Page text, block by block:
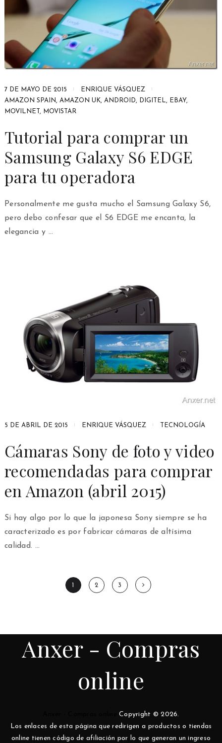
7 DE MAYO DE 2015
ENRIQUE VÁSQUEZ
AMAZON SPAIN
AMAZON UK ANDROID DIGITEL EBAY,
MOVILNET
MOVISTAR
Tutorial para comprar un
Samsung Galaxy S6 EDGE
para tu operadora
Personalmente me gusta mucho el Samsung Galaxy S6,
pero debo confesar que el S6 EDGE me encanta, la
elegancia y …
5 DE ABRIL DE 2015 ENRIQUE VÁSQUEZ TECNOLOGÍA
Cámaras Sony de foto y video
recomendadas para comprar
en Amazon (abril 2015)
Si hay algo por lo que la japonesa Sony siempre se ha
caracterizado es por fabricar cámaras de altísima
calidad. …
Paginación
entradas
1 2 3
Anxer - Compras
online
Copyright © 2026.
Los enlaces de esta página que redirigen a productos o tiendas
online tienen código de afiliación por lo que generan un ingreso